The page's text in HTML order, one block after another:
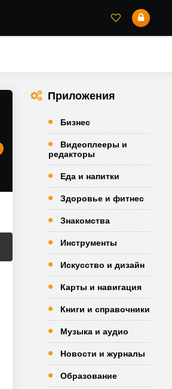
Приложения
Бизнес
Видеоплееры и
редакторы
Еда и напитки
Здоровье и фитнес
Знакомства
Инструменты
Искусство и дизайн
Карты и навигация
Книги и справочники
Музыка и аудио
Новости и журналы
Образование